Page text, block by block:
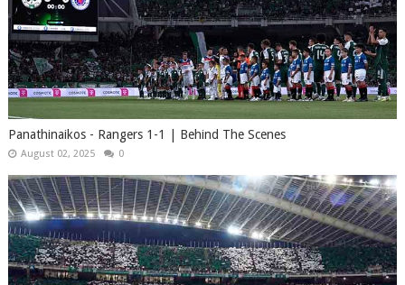
Panathinaikos - Rangers 1-1 | Behind The Scenes
August 02, 2025 0